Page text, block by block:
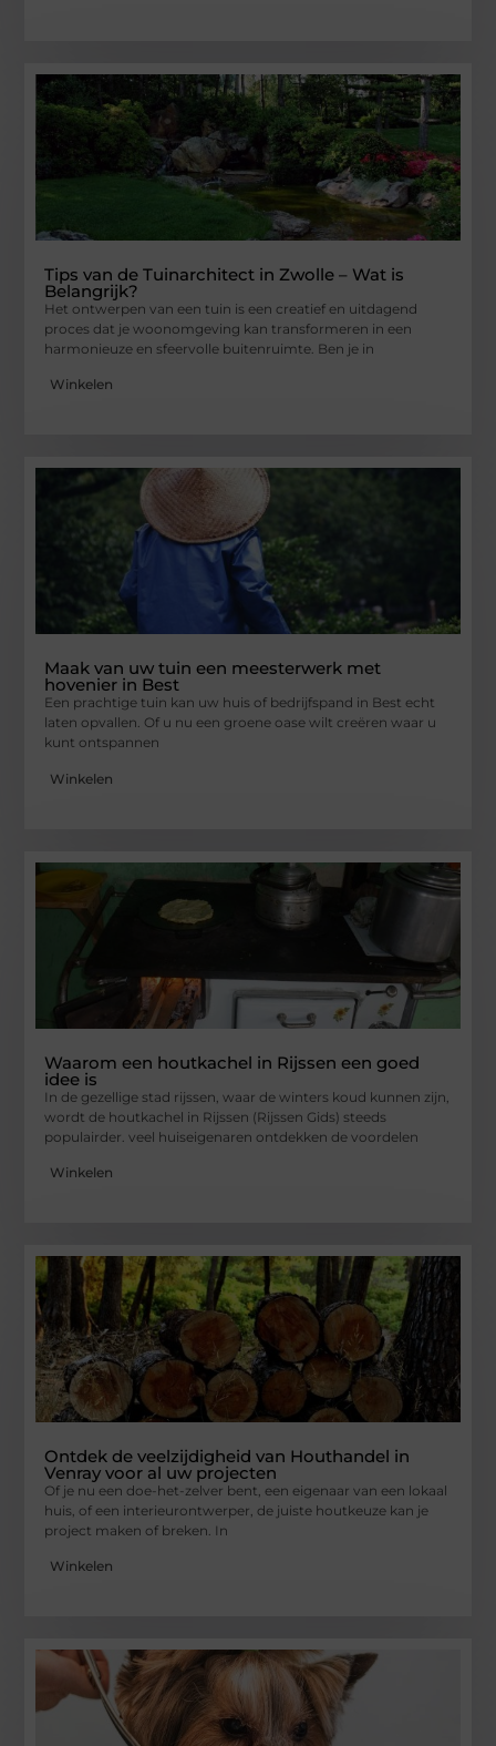
Tips van de Tuinarchitect in Zwolle – Wat is
Belangrijk?
Het ontwerpen van een tuin is een creatief en uitdagend
proces dat je woonomgeving kan transformeren in een
harmonieuze en sfeervolle buitenruimte. Ben je in
Winkelen
Maak van uw tuin een meesterwerk met
hovenier in Best
Een prachtige tuin kan uw huis of bedrijfspand in Best echt
laten opvallen. Of u nu een groene oase wilt creëren waar u
kunt ontspannen
Winkelen
Waarom een houtkachel in Rijssen een goed
idee is
In de gezellige stad rijssen, waar de winters koud kunnen zijn,
wordt de houtkachel in Rijssen (Rijssen Gids) steeds
populairder. veel huiseigenaren ontdekken de voordelen
Winkelen
Ontdek de veelzijdigheid van Houthandel in
Venray voor al uw projecten
Of je nu een doe-het-zelver bent, een eigenaar van een lokaal
huis, of een interieurontwerper, de juiste houtkeuze kan je
project maken of breken. In
Winkelen